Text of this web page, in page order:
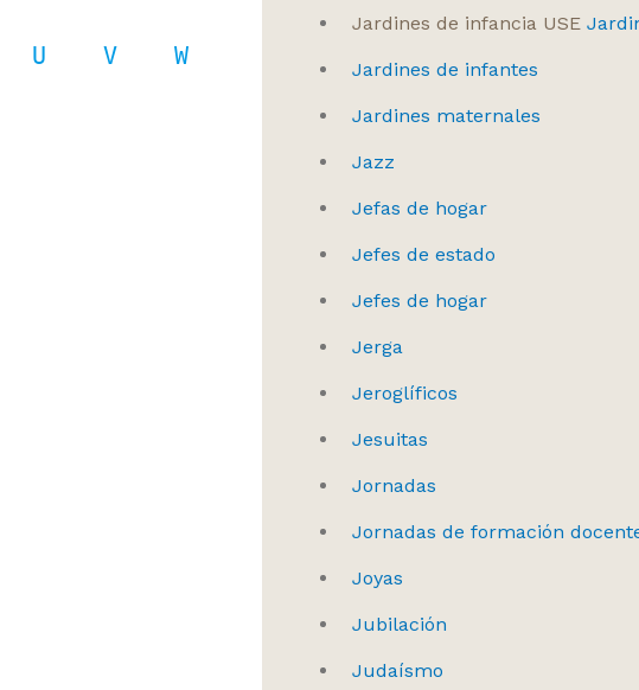
U V W
Jardines de infancia USE
Jardines de infantes
Jardines maternales
Jazz
Jefas de hogar
Jefes de estado
Jefes de hogar
Jerga
Jeroglíficos
Jesuitas
Jornadas
Jornadas de formación
Joyas
Jubilación
Judaísmo